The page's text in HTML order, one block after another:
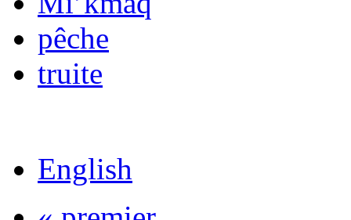
pêche
truite
English